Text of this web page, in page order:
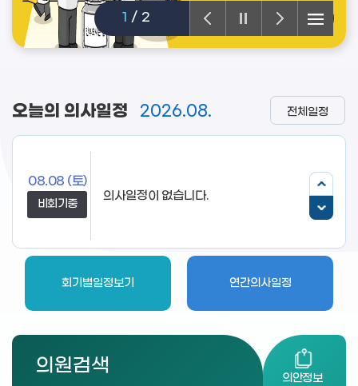
1 / 2
오늘의 의사일정 2026.08.
08.08 (토)
비회기중
회기별일정보기 연간의사일정
전체일정
의원검색
의안정보